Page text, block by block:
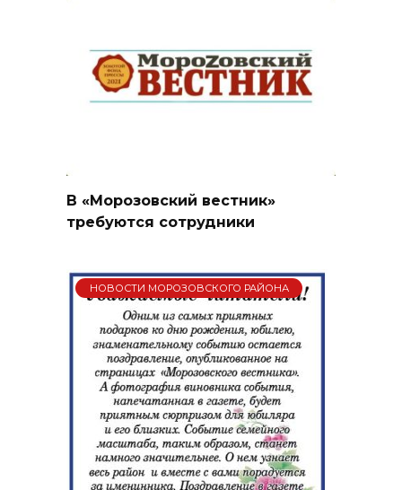
В «Морозовский вестник»
требуются сотрудники
НОВОСТИ МОРОЗОВСКОГО РАЙОНА